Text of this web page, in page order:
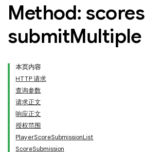
Method: scores
submitMultiple
本页内容
HTTP 请求
查询参数
请求正文
响应正文
授权范围
PlayerScoreSubmissionList
ScoreSubmission